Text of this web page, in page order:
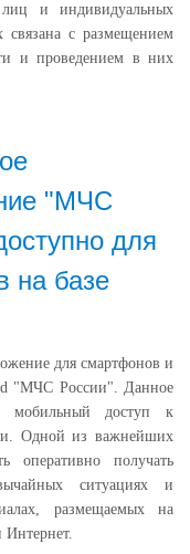
и индивидуальных
связана с размещением
и проведением в них
"МЧС
для
на базе
для смартфонов и
"МЧС России". Данное
мобильный доступ к
Одной из важнейших
оперативно получать
ситуациях и
размещаемых на